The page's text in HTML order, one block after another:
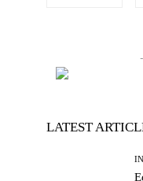
LATEST